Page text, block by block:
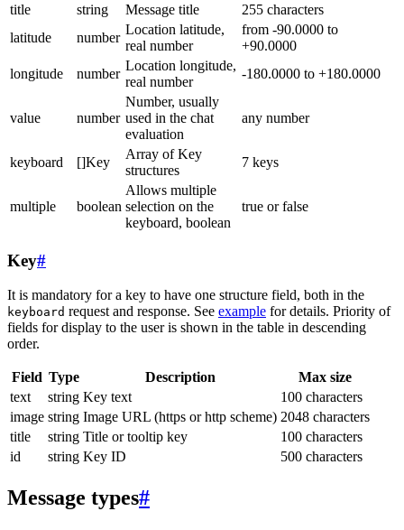
title
string Message title
255 characters
latitude
number
Location latitude,
real number
from -90.0000 to
+90.0000
longitude
number
Location longitude,
real number
-180.0000 to +180.0000
value number
Number, usually
used in the chat
evaluation
any number
keyboard []Key
Array of Key
structures
7 keys
multiple boolean
Allows multiple
selection on the
keyboard, boolean
true or false
Key#
It is mandatory for a key to have one structure field, both in the
keyboard request and response. See example for details. Priority of
fields for display to the user is shown in the table in descending
order.
Field Type Description
Max size
text
string Key text
100 characters
image string Image URL (https or http scheme) 2048 characters
title
string Title or tooltip key
100 characters
id
string Key ID 500 characters
Message types#